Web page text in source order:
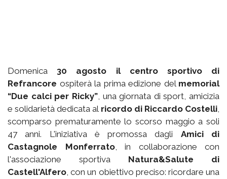
Domenica30 agosto il centro sportivo di
Refrancore ospiterà la prima edizione del memorial
“Due calci per Ricky”, una giornata di sport, amicizia
e solidarietà dedicata al ricordo di Riccardo Costelli,
scomparso prematuramente lo scorso maggio a soli
47 anni. L'iniziativa è promossa dagli Amici di
Castagnole Monferrato, in collaborazione con
l'associazione sportiva Natura&Salute di
Castell'Alfero, con un obiettivo preciso: ricordare una